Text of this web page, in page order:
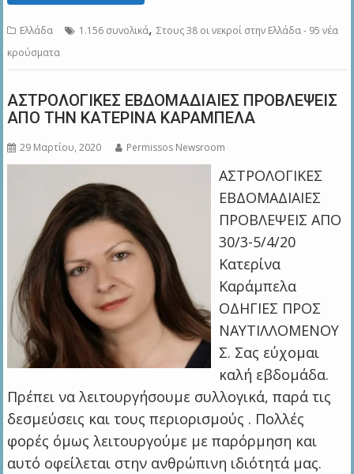
Ελλάδα 1.156 συνολικά,Στους 38 οι νεκροί στην Ελλάδα - 95 νέα
κρούσματα
ΑΣΤΡΟΛΟΓΙΚΕΣ ΕΒΔΟΜΑΔΙΑΙΕΣ ΠΡΟΒΛΕΨΕΙΣ
ΑΠΟ ΤΗΝ ΚΑΤΕΡΙΝΑ ΚΑΡΑΜΠΕΛΑ
29 Μαρτίου, 2020 Permissos Newsroom
ΑΣΤΡΟΛΟΓΙΚΕΣ
ΕΒΔΟΜΑΔΙΑΙΕΣ
ΠΡΟΒΛΕΨΕΙΣ ΑΠΟ
30/3-5/4/20
Κατερίνα
Καράμπελα
ΟΔΗΓΙΕΣ ΠΡΟΣ
ΝΑΥΤΙΛΛΟΜΕΝΟΥ
Σ. Σας εύχομαι
καλή εβδομάδα.
Πρέπει να λειτουργήσουμε συλλογικά, παρά τις
δεσμεύσεις και τους περιορισμούς . Πολλές
φορές όμως λειτουργούμε με παρόρμηση και
αυτό οφείλεται στην ανθρώπινη ιδιότητά μας.